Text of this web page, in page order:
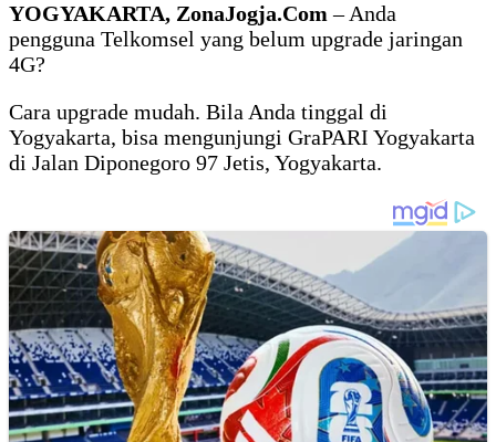
YOGYAKARTA, ZonaJogja.Com – Anda
pengguna Telkomsel yang belum upgrade jaringan
4G?
Cara upgrade mudah. Bila Anda tinggal di
Yogyakarta, bisa mengunjungi GraPARI Yogyakarta
di Jalan Diponegoro 97 Jetis, Yogyakarta.